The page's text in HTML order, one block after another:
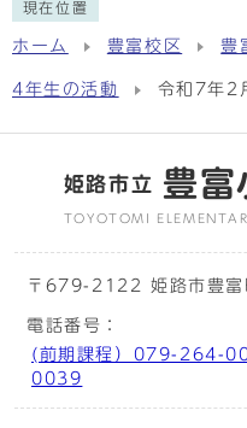
現在位置
ホーム 豊富校区 豊
4年生の活動 令和7年2
姫路市立 豊富
TOYOTOMI
〒679-2122 姫路市豊富
電話番号：
(前期課程）079-264-
0039